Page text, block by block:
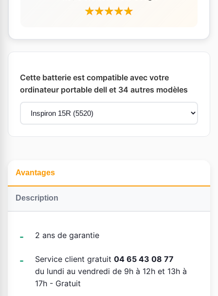
Cette batterie est compatible avec votre
ordinateur portable dell et 34 autres modèles
Avantages
Description
2 ans de garantie
Service client gratuit 04 65 43 08 77
du lundi au vendredi de 9h à 12h et 13h à
17h - Gratuit